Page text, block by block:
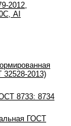
2012,
АI
2013)
8733: 8734
ГОСТ